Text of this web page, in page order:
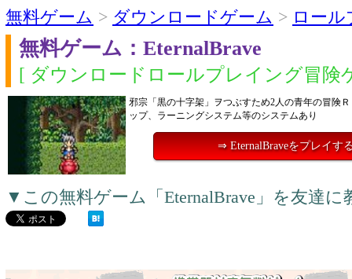
無料ゲーム > ダウンロードゲーム > ロー
無料ゲーム：EternalBrave
[ ダウンロードロールプレイング冒険
邪宗「黒の十字架」ヲつぶすため2人の青年の冒険
ップ、ラーニングシステム等のシステムあり
⇒ EternalBraveをプレイす
▼この無料ゲーム「EternalBrave」を友達